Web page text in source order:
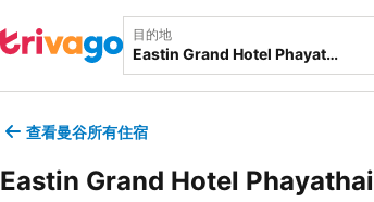
目的地
查看曼谷所有住宿
Eastin Grand Hotel Phayathai